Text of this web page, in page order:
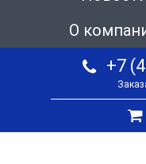
О
+7